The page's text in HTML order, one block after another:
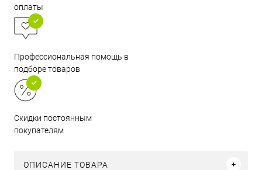
оплаты
Профессиональная помощь в
подборе товаров
Скидки постоянным
покупателям
ОПИСАНИЕ ТОВАРА